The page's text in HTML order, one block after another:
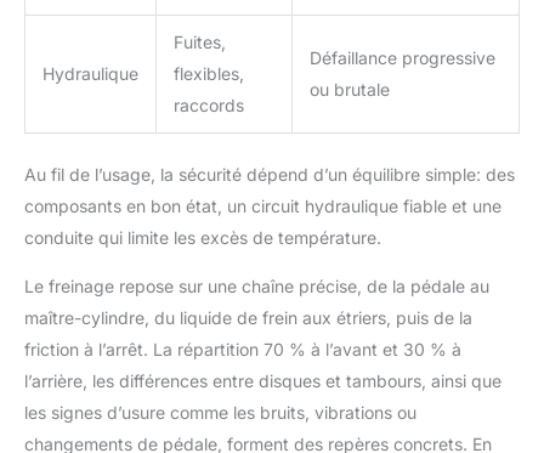
Hydraulique
Fuites,
flexibles,
raccords
Défaillance progressive
ou brutale
Au fil de l’usage, la sécurité dépend d’un équilibre simple: des
composants en bon état, un circuit hydraulique fiable et une
conduite qui limite les excès de température.
Le freinage repose sur une chaîne précise, de la pédale au
maître-cylindre, du liquide de frein aux étriers, puis de la
friction à l’arrêt. La répartition 70 % à l’avant et 30 % à
l’arrière, les différences entre disques et tambours, ainsi que
les signes d’usure comme les bruits, vibrations ou
changements de pédale, forment des repères concrets. En